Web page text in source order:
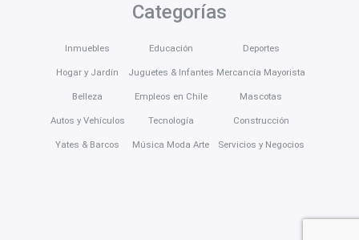
Categorías
Inmuebles
Hogar y Jardín
Belleza
Autos y Vehículos
Yates & Barcos
Educación
Juguetes & Infantes
Empleos en Chile
Tecnología
Música Moda Arte
Deportes
Mercancía Mayorista
Mascotas
Construcción
Servicios y Negocios